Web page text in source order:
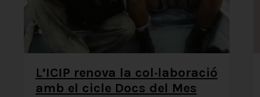
L’ICIP renova la col·laboració
amb el cicle Docs del Mes